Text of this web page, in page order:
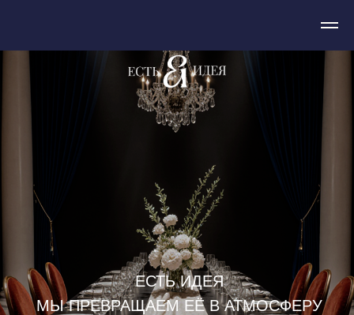
ЕСТЬ ИДЕЯ
МЫ ПРЕВРАЩАЕМ ЕЁ В АТМОСФЕРУ